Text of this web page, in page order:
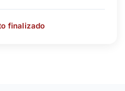
finalizado